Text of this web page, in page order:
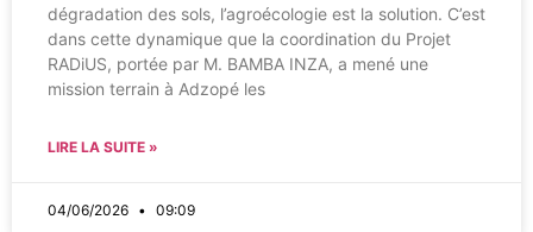
dégradation des sols, l’agroécologie est la solution. C’est
dans cette dynamique que la coordination du Projet
RADiUS, portée par M. BAMBA INZA, a mené une
mission terrain à Adzopé les
LIRE LA SUITE »
04/06/2026 09:09